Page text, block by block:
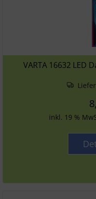
VARTA 16632 LED
inkl. 19 %